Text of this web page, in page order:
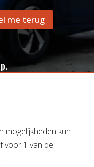
me terug
mogelijkheden kun
voor 1 van de